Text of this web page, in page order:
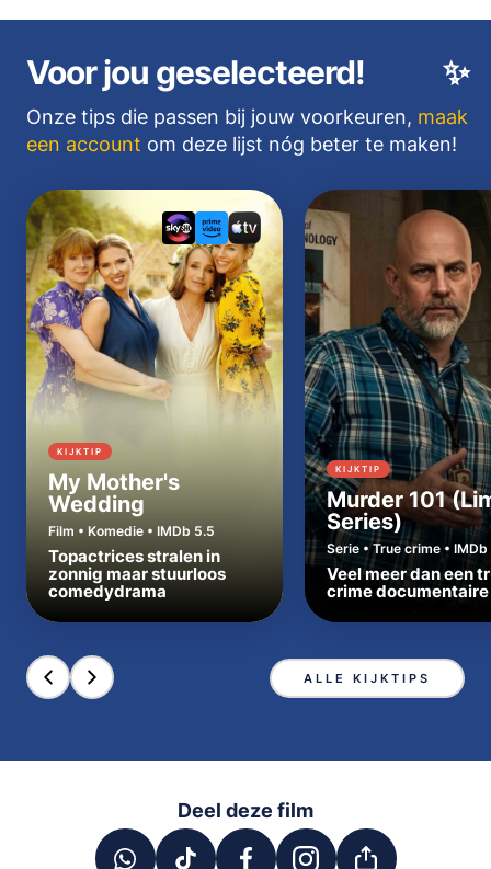
✨
Voor jou geselecteerd!
Onze tips die passen bij jouw voorkeuren, maak
een account om deze lijst nóg beter te maken!
KIJKTIP
My Mother's
Wedding
Film • Komedie • IMDb 5.5
Topactrices stralen in
zonnig maar stuurloos
comedydrama
KIJKTIP
Murder 101
Series)
Serie • True crime • IMDb
Veel meer dan een
crime documentaire
ALLE KIJKTIPS
Deel deze film